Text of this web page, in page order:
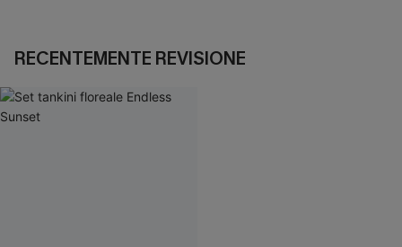
RECENTEMENTE REVISIONE